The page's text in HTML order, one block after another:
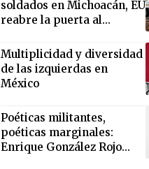
soldados en Michoacán, EU
reabre la puerta al
Multiplicidad y diversidad
de las izquierdas en
México
Poéticas militantes,
poéticas marginales:
Enrique González Rojo